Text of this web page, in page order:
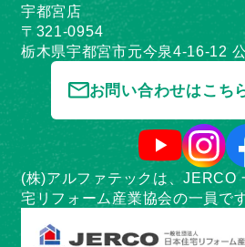
宇都宮店
〒321-0954
栃木県宇都宮市元今泉4-16-12
お問い合わせはこち
(株)アルファテックは、JERCO
宅リフォーム産業協会の一員で